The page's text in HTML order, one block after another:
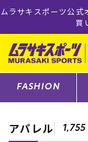
新作続々入荷中！是
ゲスト様
ログイ
FASHION
アパレル 1,755